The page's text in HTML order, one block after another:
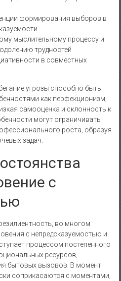
формирования выборов в
мыслительному процессу и
трудностей
в совместных
угрозы способно быть
как перфекционизм,
самооценка и склонность к
могут ограничивать
роста, образуя
задач.
с
во многом
с непредсказуемостью и
процессом постепенного
ресурсов,
бытовых вызовов. В момент
соприкасаются с моментами,